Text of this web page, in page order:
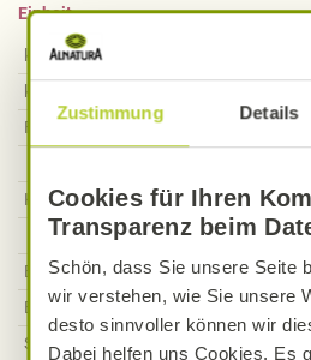
Zustimmung Details
Cookies für Ihren
Transparenz beim
Schön, dass Sie unsere Seite
wir verstehen, wie Sie unsere
desto sinnvoller können wir
Dabei helfen uns Cookies. Es
Einheit
kcal
kJ
Fett
Kohlenhydrate
Davon Zucker
Ballaststoffe
Eiweiß
Salz